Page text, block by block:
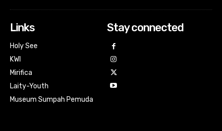
Links
Holy See
KWI
Mirifica
Laity-Youth
Museum Sumpah Pemuda
Stay connected